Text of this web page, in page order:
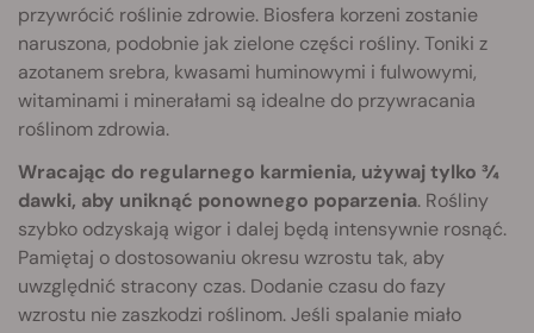
przywrócić roślinie zdrowie. Biosfera korzeni zostanie
naruszona, podobnie jak zielone części rośliny. Toniki z
azotanem srebra, kwasami huminowymi i fulwowymi,
witaminami i minerałami są idealne do przywracania
roślinom zdrowia.
Wracając do regularnego karmienia, używaj tylko ¾
dawki, aby uniknąć ponownego poparzenia. Rośliny
szybko odzyskają wigor i dalej będą intensywnie rosnąć.
Pamiętaj o dostosowaniu okresu wzrostu tak, aby
uwzględnić stracony czas. Dodanie czasu do fazy
wzrostu nie zaszkodzi roślinom. Jeśli spalanie miało